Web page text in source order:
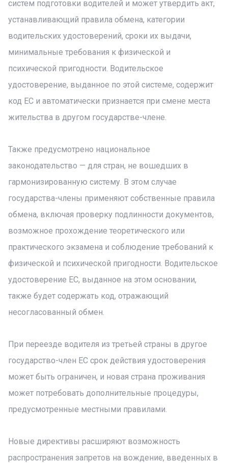
систем подготовки водителей и может утвердить акт,
устанавливающий правила обмена, категории
водительских удостоверений, сроки их выдачи,
минимальные требования к физической и
психической пригодности. Водительское
удостоверение, выданное по этой системе, содержит
код ЕС и автоматически признается при смене места
жительства в другом государстве-члене.
Также предусмотрено национальное
законодательство — для стран, не вошедших в
гармонизированную систему. В этом случае
государства-члены применяют собственные правила
обмена, включая проверку подлинности документов,
возможное прохождение теоретического или
практического экзамена и соблюдение требований к
физической и психической пригодности. Водительское
удостоверение ЕС, выданное на этом основании,
также будет содержать код, отражающий
несогласованный обмен.
При переезде водителя из третьей страны в другое
государство-член ЕС срок действия удостоверения
может быть ограничен, и новая страна проживания
может потребовать дополнительные процедуры,
предусмотренные местными правилами.
Новые директивы расширяют возможность
распространения запретов на вождение, введенных в